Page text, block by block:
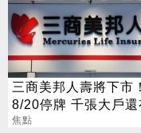
三商美邦人壽將下市！
8/20停牌 千張大戶還
252人
焦點